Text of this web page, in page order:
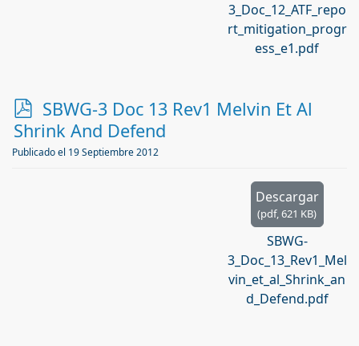
3_Doc_12_ATF_repo
rt_mitigation_progr
ess_e1.pdf
p
d
f
SBWG-3 Doc 13 Rev1 Melvin Et Al
Shrink And Defend
Publicado el 19 Septiembre 2012
Descargar
(pdf,621 KB)
SBWG-
3_Doc_13_Rev1_Mel
vin_et_al_Shrink_an
d_Defend.pdf